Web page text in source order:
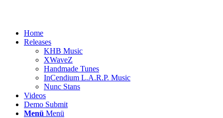
Home
Releases
KHB Music
XWaveZ
Handmade Tunes
InCendium L.A.R.P. Music
Nunc Stans
Videos
Demo Submit
Menü Menü